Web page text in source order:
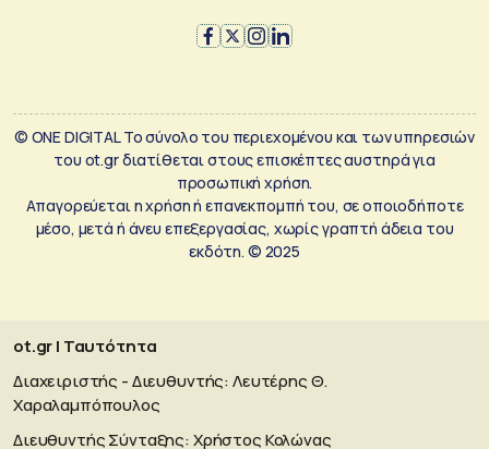
© ONE DIGITAL Το σύνολο του περιεχομένου και των υπηρεσιών
του ot.gr διατίθεται στους επισκέπτες αυστηρά για
προσωπική χρήση.
Απαγορεύεται η χρήση ή επανεκπομπή του, σε οποιοδήποτε
μέσο, μετά ή άνευ επεξεργασίας, χωρίς γραπτή άδεια του
εκδότη. © 2025
ot.gr | Ταυτότητα
Διαχειριστής - Διευθυντής: Λευτέρης Θ.
Χαραλαμπόπουλος
Διευθυντής Σύνταξης: Χρήστος Κολώνας